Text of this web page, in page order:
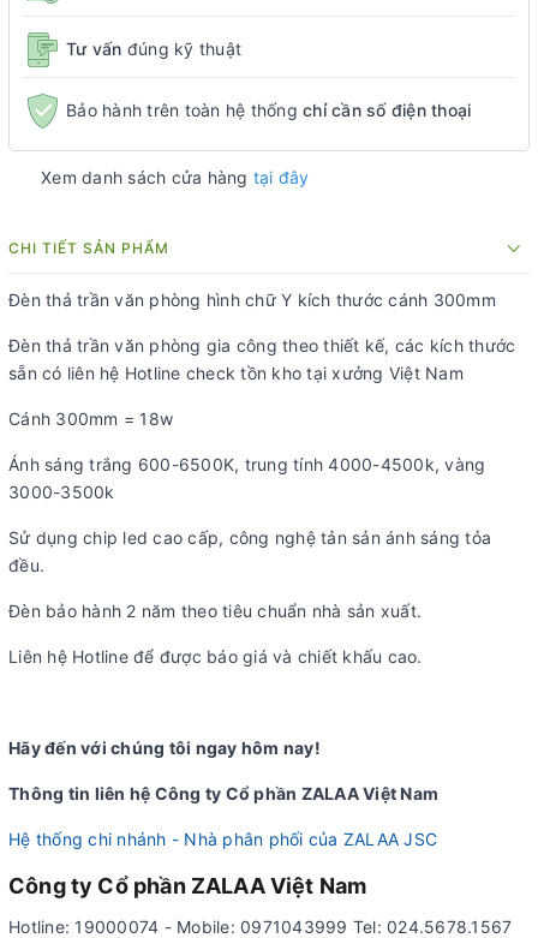
Tư vấn đúng kỹ thuật
Bảo hành trên toàn hệ thống chỉ cần số điện thoại
Xem danh sách cửa hàng tại đây
CHI TIẾT SẢN PHẨM
Đèn thả trần văn phòng hình chữ Y kích thước cánh 300mm
Đèn thả trần văn phòng gia công theo thiết kế, các kích thước
sẵn có liên hệ Hotline check tồn kho tại xưởng Việt Nam
Cánh 300mm = 18w
Ánh sáng trắng 600-6500K, trung tính 4000-4500k, vàng
3000-3500k
Sử dụng chip led cao cấp, công nghệ tản sản ánh sáng tỏa
đều.
Đèn bảo hành 2 năm theo tiêu chuẩn nhà sản xuất.
Liên hệ Hotline để được báo giá và chiết khấu cao.
Hãy đến với chúng tôi ngay hôm nay!
Thông tin liên hệ Công ty Cổ phần ZALAA Việt Nam
Hệ thống chi nhánh - Nhà phân phối của ZALAA JSC
Công ty Cổ phần ZALAA Việt Nam
Hotline: 19000074 - Mobile: 0971043999 Tel: 024.5678.1567